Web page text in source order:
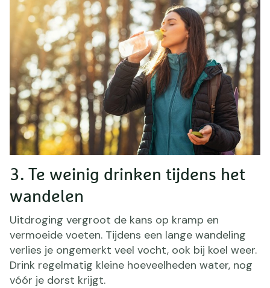
3. Te weinig drinken tijdens het
wandelen
Uitdroging vergroot de kans op kramp en
vermoeide voeten. Tijdens een lange wandeling
verlies je ongemerkt veel vocht, ook bij koel weer.
Drink regelmatig kleine hoeveelheden water, nog
vóór je dorst krijgt.